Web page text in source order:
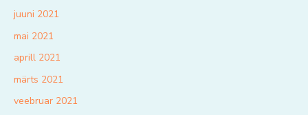
juuni 2021
mai 2021
aprill 2021
märts 2021
veebruar 2021